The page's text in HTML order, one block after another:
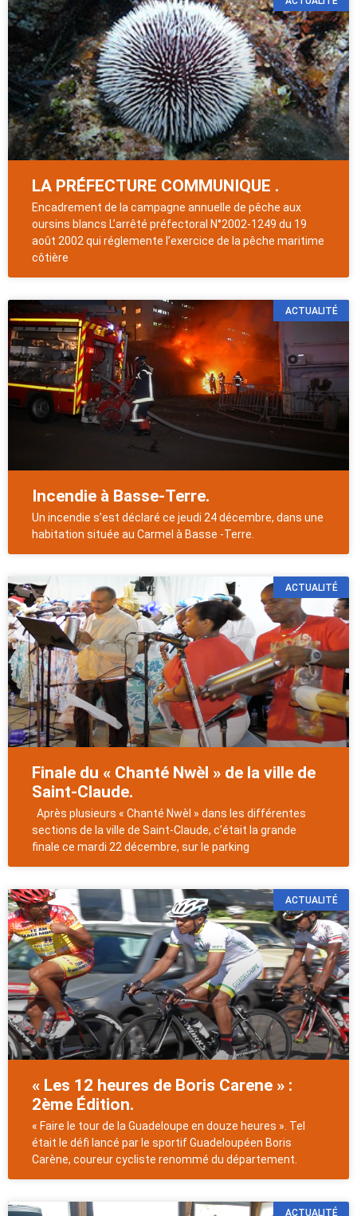
LA PRÉFECTURE COMMUNIQUE .
Encadrement de la campagne annuelle de pêche aux
oursins blancs L’arrêté préfectoral N°2002-1249 du 19
août 2002 qui réglemente l’exercice de la pêche maritime
côtière
ACTUALITÉ
Incendie à Basse-Terre.
Un incendie s’est déclaré ce jeudi 24 décembre, dans une
habitation située au Carmel à Basse -Terre.
ACTUALITÉ
Finale du « Chanté Nwèl » de la ville de
Saint-Claude.
Après plusieurs « Chanté Nwèl » dans les différentes
sections de la ville de Saint-Claude, c’était la grande
finale ce mardi 22 décembre, sur le parking
ACTUALITÉ
« Les 12 heures de Boris Carene » :
2ème Édition.
« Faire le tour de la Guadeloupe en douze heures ». Tel
était le défi lancé par le sportif Guadeloupéen Boris
Carène, coureur cycliste renommé du département.
ACTUALITÉ